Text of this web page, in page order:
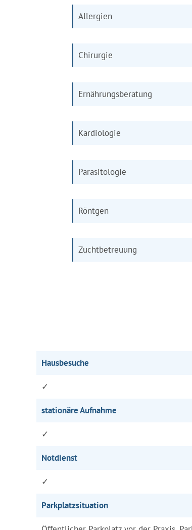
Allergien
Chirurgie
Ernährungsberatung
Kardiologie
Parasitologie
Röntgen
Zuchtbetreuung
Hausbesuche
✓
stationäre Aufnahme
✓
Notdienst
✓
Parkplatzsituation